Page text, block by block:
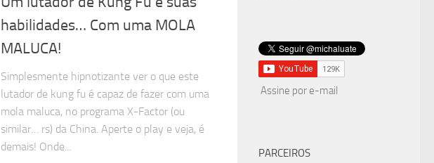
habilidades… Com uma MOLA
MALUCA!
Simplesmente hipnotizante ver o que este
lutador de kung fu é capaz de fazer com uma
mola maluca, no programa X-Factor (ou
similar… rs) da China. Aperte o play e veja, é
demais! Onde...
Assine por e-mail
PARCEIROS